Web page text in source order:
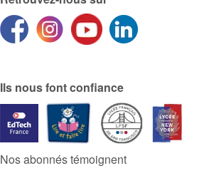
Ils nous font confiance
Nos abonnés témoignent